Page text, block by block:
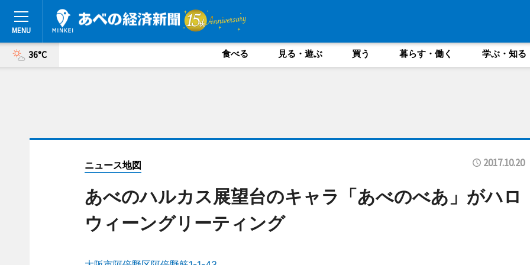
36°C 食べる 見る・遊ぶ 買う 暮らす・働く 学ぶ・知る
ニュース地図 2017.10.20
あべのハルカス展望台のキャラ「あべのべあ」がハロ
ウィーングリーティング